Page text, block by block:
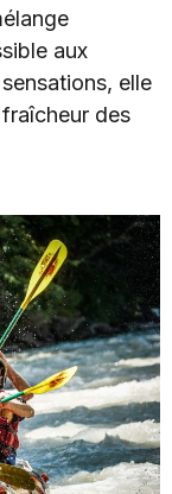
aux
elle
des